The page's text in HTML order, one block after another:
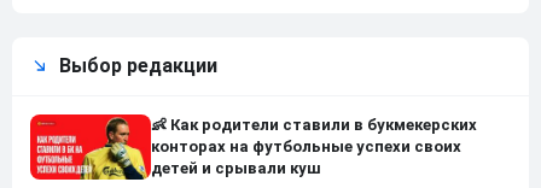
Выбор редакции
👶 Как родители ставили в букмекерских
конторах на футбольные успехи своих
детей и срывали куш